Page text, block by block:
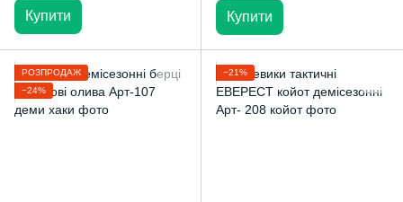
Купити Купити
РОЗПРОДАЖ
−24%
−21%